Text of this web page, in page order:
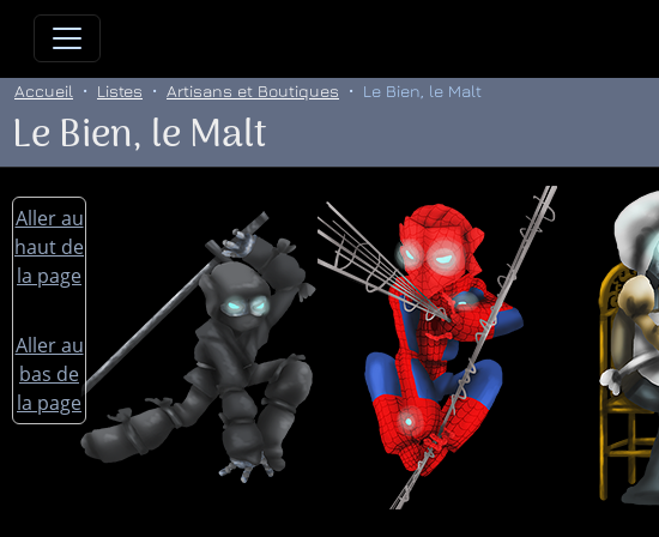
Allez directement au contenu
Accueil Listes Artisans et Boutiques Le Bien, le Malt
Le Bien, le Malt
Aller au
haut de
la page
Aller au
bas de
la page